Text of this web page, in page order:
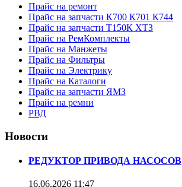
Прайс на ремонт
Прайс на запчасти К700 К701 К744
Прайс на запчасти Т150К ХТЗ
Прайс на РемКомплекты
Прайс на Манжеты
Прайс на Фильтры
Прайс на Электрику
Прайс на Каталоги
Прайс на запчасти ЯМЗ
Прайс на ремни
РВД
Новости
РЕДУКТОР ПРИВОДА НАСОСОВ
16.06.2026 11:47